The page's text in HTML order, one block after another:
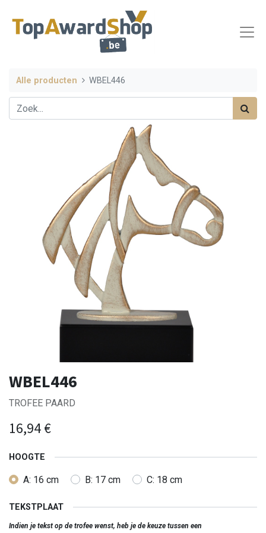
Alle producten WBEL446
WBEL446
TROFEE PAARD
16,94 €
HOOGTE
A: 16 cm B: 17 cm C: 18 cm
TEKSTPLAAT
Indien je tekst op de trofee wenst, heb je de keuze tussen een